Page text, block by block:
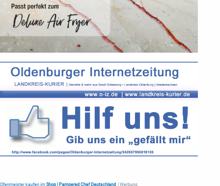
Ofenmeister kaufen im Shop | Pampered Chef Deutschland | Werbung